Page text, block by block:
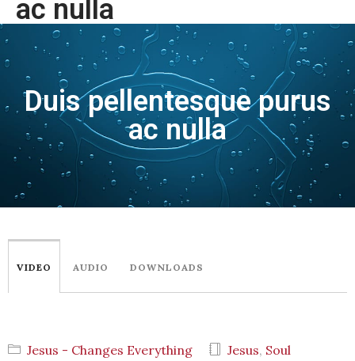
ac nulla
Duis pellentesque purus
ac nulla
VIDEO AUDIO DOWNLOADS
Jesus - Changes Everything Jesus, Soul